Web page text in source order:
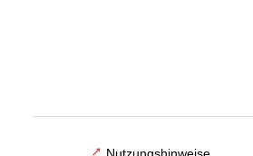
Nutzungshinweise